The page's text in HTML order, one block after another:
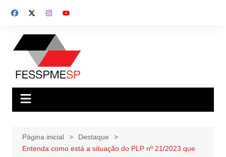
para
conteúdo
Página inicial
Destaque
Entenda como está a situação do PLP nº 21/2023 que